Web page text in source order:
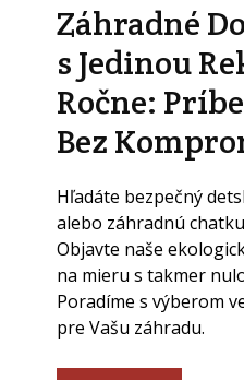
Záhradné
s Jedinou
Ročne:
Bez
Hľadáte bezpečný
alebo záhradnú
Objavte naše
na mieru s takmer
Poradíme s výberom
pre Vašu záhradu.